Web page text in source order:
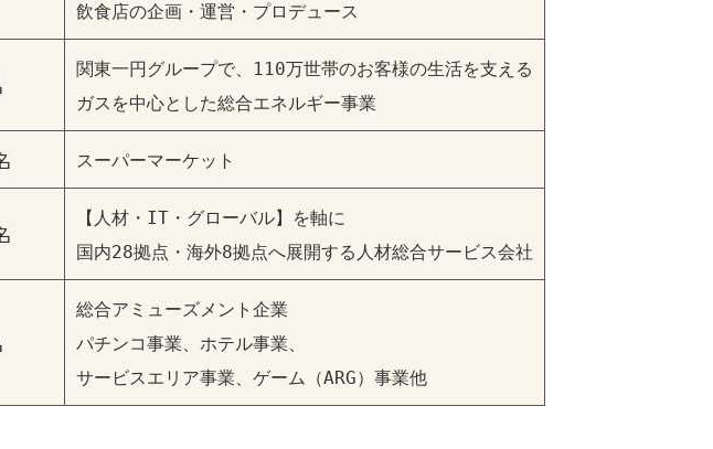
飲食店の企画・運営・プロデュース
関東一円グループで、110万世帯のお客様の生活を支える
ガスを中心とした総合エネルギー事業
スーパーマーケット
【人材・IT・グローバル】を軸に
国内28拠点・海外8拠点へ展開する人材総合サービス会社
総合アミューズメント企業
パチンコ事業、ホテル事業、
サービスエリア事業、ゲーム（ARG）事業他